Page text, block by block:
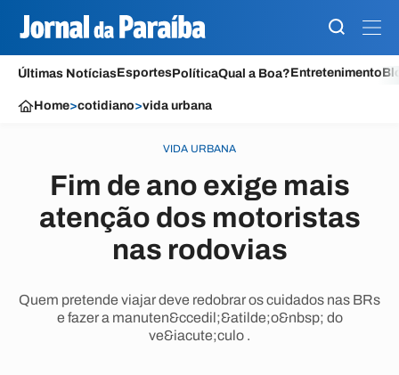
Últimas NotíciasEsportesPolíticaQual a Boa?Entretenimento
Home>cotidiano>vida urbana
VIDA URBANA
Fim de ano exige mais
atenção dos motoristas
nas rodovias
Quem pretende viajar deve redobrar os cuidados nas BRs
e fazer a manuten&ccedil;&atilde;o&nbsp; do
ve&iacute;culo .